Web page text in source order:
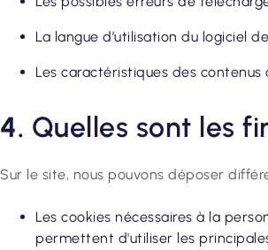
La langue d’utilisation du logiciel
Les caractéristiques des
4. Quelles sont les
Sur le site, nous pouvons déposer
Les cookies nécessaires à la
permettent d'utiliser les